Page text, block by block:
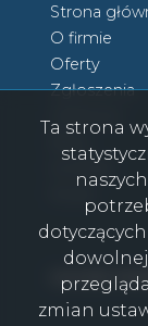
Strona
O firmie
Oferty
Zgłoszenia
Kontakt
social
Ta strona
zmian